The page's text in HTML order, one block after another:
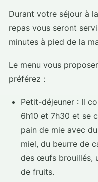
Durant votre séjour à
repas vous seront
minutes à pied de la
Le menu vous
préférez :
Petit-déjeuner : Il
6h10 et 7h30 et se
pain de mie avec
miel, du beurre de
des œufs brouillés,
de fruits.